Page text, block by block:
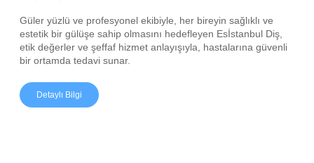
Güler yüzlü ve profesyonel ekibiyle, her bireyin sağlıklı ve
estetik bir gülüşe sahip olmasını hedefleyen Esİstanbul Diş,
etik değerler ve şeffaf hizmet anlayışıyla, hastalarına güvenli
bir ortamda tedavi sunar.
Detaylı Bilgi